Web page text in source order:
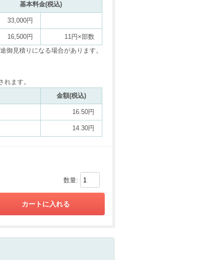
基本料金(税込)
33,000円
16,500円
11円×部数
御見積りになる場合があります。
ます。
金額(税込)
16.50円
14.30円
数量: